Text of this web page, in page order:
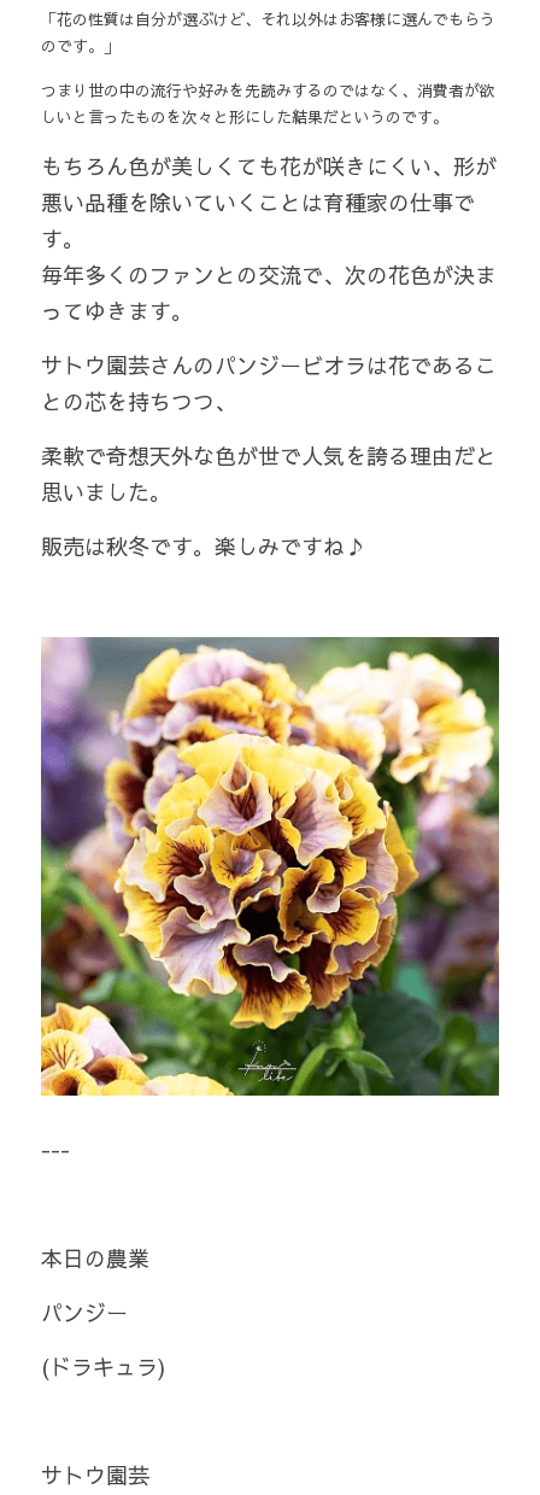
「花の性質は自分が選ぶけど、それ以外はお客様に選んでもらう
のです。」
つまり世の中の流行や好みを先読みするのではなく、消費者が欲
しいと言ったものを次々と形にした結果だというのです。
もちろん色が美しくても花が咲きにくい、形が
悪い品種を除いていくことは育種家の仕事で
す。
毎年多くのファンとの交流で、次の花色が決ま
ってゆきます。
サトウ園芸さんのパンジービオラは花であるこ
との芯を持ちつつ、
柔軟で奇想天外な色が世で人気を誇る理由だと
思いました。
販売は秋冬です。楽しみですね♪
---
本日の農業
パンジー
(ドラキュラ)
サトウ園芸